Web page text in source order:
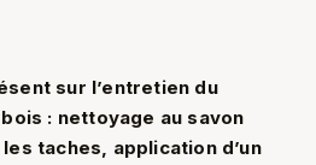
sur l’entretien du
: nettoyage au savon
taches, application d’un